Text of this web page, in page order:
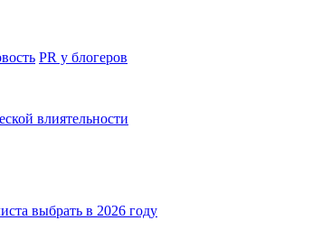
PR у блогеров
влиятельности
выбрать в 2026 году